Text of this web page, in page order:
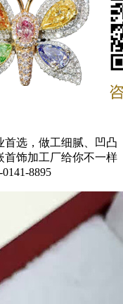
选，做工细腻、凹凸
首饰加工厂给你不一样
8895